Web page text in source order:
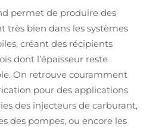
permet de produire des
très bien dans les systèmes
créant des récipients
dont l’épaisseur reste
On retrouve couramment
pour des applications
des injecteurs de carburant,
des pompes, ou encore les